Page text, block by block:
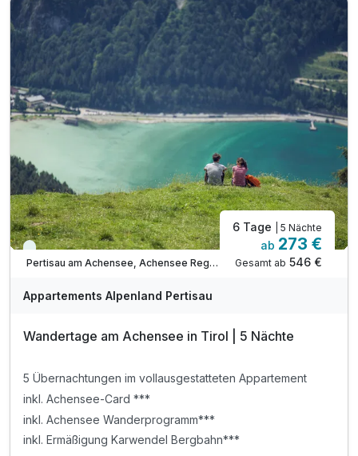
inkl. Ermäßigung Karwendel Bergbahn***
inkl. Nutzung Langlaufloipen WINTER***
inkl. digitale Gästemappe: Infos zur Region
inkl. Achensee Wanderprogramm SOMMER***
inkl. Ermäßigung Achenseeschifffahrt SOMMER***
Tipp: Brötchenservice auf Bestellung
Tipp: Achensee wenige Minuten zu Fuß erreichbar
ACHTUNG: Endreinigung & OT nicht inkludiert**
ACHTUNG: Aufpreis 3te & 4te Person*
Viele Termine frei
Pertisau am Achensee, Achensee Region
6 Tage | 5 Nächte
ab 273 €
Gesamt ab 546 €
Appartements Alpenland Pertisau
Wandertage am Achensee in Tirol | 5 Nächte
5 Übernachtungen im vollausgestatteten Appartement
inkl. Achensee-Card ***
inkl. Achensee Wanderprogramm***
inkl. Ermäßigung Karwendel Bergbahn***